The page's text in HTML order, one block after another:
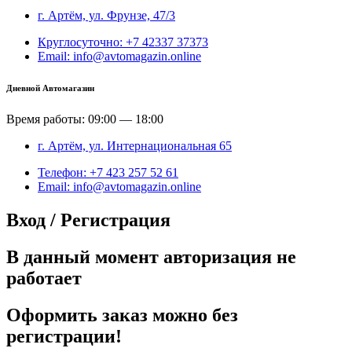
г. Артём, ул. Фрунзе, 47/3
Круглосуточно: +7 42337 37373
Email: info@avtomagazin.online
Дневной Автомагазин
Время работы: 09:00 — 18:00
г. Артём, ул. Интернациональная 65
Телефон: +7 423 257 52 61
Email: info@avtomagazin.online
Вход / Регистрация
В данный момент авторизация не
работает
Оформить заказ можно без
регистрации!